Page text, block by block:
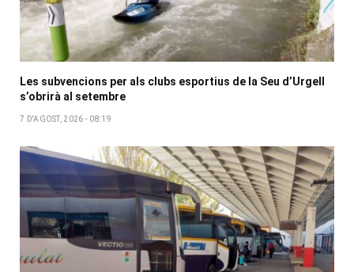
Les subvencions per als clubs esportius de la Seu d’Urgell
s’obrirà al setembre
7 D'AGOST, 2026 - 08:19